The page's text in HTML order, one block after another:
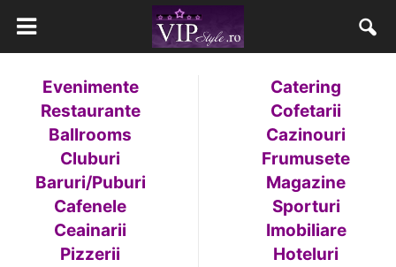
Evenimente
Restaurante
Ballrooms
Cluburi
Baruri/Puburi
Cafenele
Ceainarii
Pizzerii
Catering
Cofetarii
Cazinouri
Frumusete
Magazine
Sporturi
Imobiliare
Hoteluri